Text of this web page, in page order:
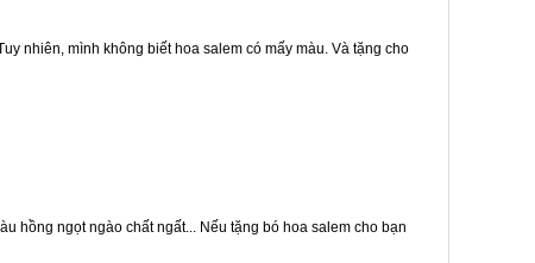
nhiên, mình không biết hoa salem có mấy màu. Và tặng cho
hồng ngọt ngào chất ngất... Nếu tặng bó hoa salem cho bạn